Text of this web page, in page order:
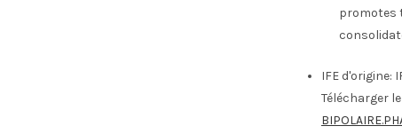
promotes
IFE d'origine:
Télécharger